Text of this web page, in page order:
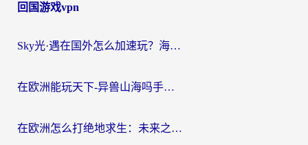
回国游戏vpn
Sky光·遇在国外怎么加速玩？海外党亲测有效的国服游戏加速指南
在欧洲能玩天下-异兽山海吗手游？海外玩家的加速器生存指南
在欧洲怎么打绝地求生：未来之役不卡？留学生亲测的加速器避坑指南